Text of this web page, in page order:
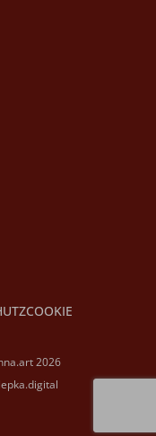
2026
COOKIE